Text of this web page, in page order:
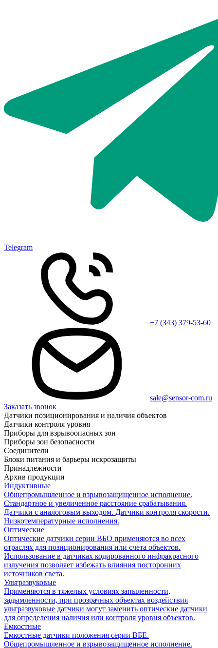
Telegram
+7 (343) 379-53-60
sale@sensor-com.ru
Заказать звонок
Датчики позиционирования и наличия объектов
Датчики контроля уровня
Приборы для взрывоопасных зон
Приборы зон безопасности
Соединители
Блоки питания и барьеры искрозащиты
Принадлежности
Архив продукции
Индуктивные
Общепромышленное и взрывозащищенное исполнение.
Стандартное и увеличенное расстояние срабатывания.
Датчики с аналоговым выходом. Датчики контроля скорости.
Низкотемпературные исполнения.
Оптические
Оптические датчики серии ВБО применяются во всех
отраслях для позиционирования или счета объектов.
Использование в датчиках кодированного инфракрасного
излучения позволяет избежать влияния посторонних
источников света.
Ультразвуковые
Применяются в тяжелых условиях запыленности,
задымленности, при прозрачных объектах воздействия
ультразвуковые датчики могут заменить оптические датчики
для определения наличия или контроля уровня объектов.
Емкостные
Емкостные датчики положения серии ВБЕ.
Общепромышленное и взрывозащищенное исполнение.